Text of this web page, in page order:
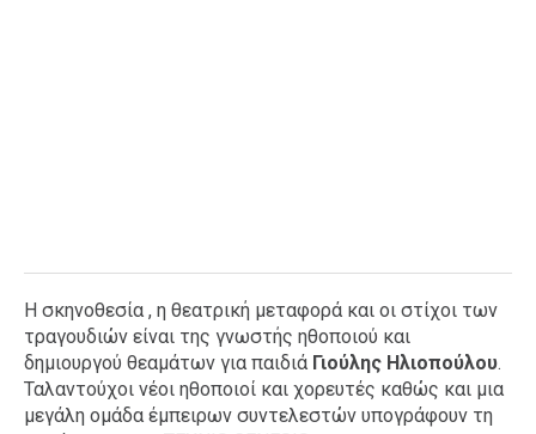
Η σκηνοθεσία , η θεατρική μεταφορά και οι στίχοι των
τραγουδιών είναι της γνωστής ηθοποιού και
δημιουργού θεαμάτων για παιδιά Γιούλης Ηλιοπούλου.
Ταλαντούχοι νέοι ηθοποιοί και χορευτές καθώς και μια
μεγάλη ομάδα έμπειρων συντελεστών υπογράφουν τη